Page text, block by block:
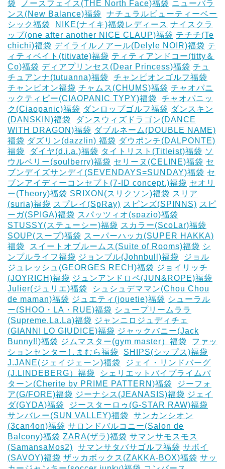
袋
ノースフェイス(THE North Face)福袋 ニューバラ
ンス(New Balance)福袋
ナチュラルビューティーベー
シック福袋
NIKE(ナイキ)福袋レディース ナイスクラ
ップ(one after another NICE CLAUP)福袋 テチチ(Te
chichi)福袋 デイライルノアール(Delyle NOIR)福袋 テ
ィティベイト(titivate)福袋 ティティアンドコー(titty＆
Co)福袋 ディアプリンセス(Dear Princess)福袋 チュ
チュアンナ(tutuanna)福袋
チャンピオンゴルフ福袋
チャンピオン福袋 チャムス(CHUMS)福袋 チャオパニ
ックティピー(CIAOPANIC TYPY)福袋
チャオパニッ
ク(Ciaopanic)福袋 ダンロップゴルフ福袋 ダンスキン
(DANSKIN)福袋
ダンスウィズドラゴン(DANCE
WITH DRAGON)福袋 ダブルネーム(DOUBLE NAME)
福袋 ダズリン(dazzlin) 福袋 ダウポンチ(DALPONTE)
福袋
ダイヤ(d.i.a.)福袋 タイトリスト(Titleist)福袋 ソ
ウルベリー(soulberry)福袋 セリーヌ(CELINE)福袋 セ
ブンデイズサンデイ(SEVENDAYS=SUNDAY)福袋 セ
ブンアイディーコンセプト(7-ID concept.)福袋 セオリ
ー(Theory)福袋 SRIXON(スリクソン)福袋 スリア
(suria)福袋 スプレイ(SpRay) スピンズ(SPINNS) スピ
ーガ(SPIGA)福袋 スパッツィオ(spazio)福袋
STUSSY(ステューシー)福袋 スカラー(ScoLar)福袋
SOUP(スープ)福袋 スーパーハッカ(SUPER HAKKA)
福袋
スイートオブルームス(Suite of Rooms)福袋 シ
ンプルライフ福袋 ジョンブル(Johnbull)福袋
ジョル
ジュレッシュ(GEORGES RECH)福袋 ジョイリッチ
(JOYRICH)福袋 ジュンアンドロペ(JUN&ROPE)福袋
Julier(ジュリエ)福袋
シュシュデママン(Chou Chou
de maman)福袋 ジュエティ(jouetie)福袋 シューラル
ー(SHOO・LA・RUE)福袋 シュープリームララ
(Supreme.La.La)福袋 ジャンニロジュディチェ
(GIANNI LO GIUDICE)福袋 ジャックバニー(Jack
Bunny!!)福袋 ジムマスター(gym master）福袋
ファッ
ションセンターしまむら福袋
SHIPS(シップス)福袋
J.JANE(ジェイジェーン)福袋
ジェイ・リンドバーグ
(J.LINDEBERG）福袋
シェリエットバイプライムパ
ターン(Cherite by PRIME PATTERN)福袋
ジーフォ
ア(G/FORE)福袋 ジーナシス(JEANASIS)福袋 ジェイ
ダ(GYDA)福袋
ジースターロゥ(G-STAR RAW)福袋
サンバレー(SUN VALLEY)福袋
サンカンシオン
(3can4on)福袋 サロンドバルコニー(Salon de
Balcony)福袋 ZARA(ザラ)福袋 サマンサモスモス
(SamansaMos2)
サマンサタバサゴルフ福袋 サボイ
(SAVOY)福袋 ザッカボックス(ZAKKA-BOX)福袋 サッ